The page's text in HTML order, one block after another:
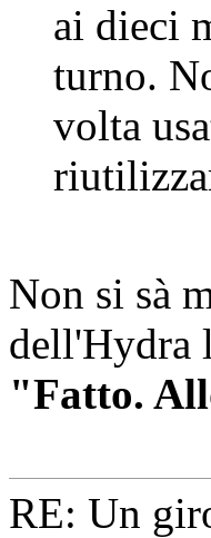
ai dieci
turno.
volta
Non si sà
dell'Hydra
"Fatto.
RE: Un